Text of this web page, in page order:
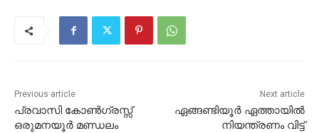
Previous article
പ്രവാസി കോൺഗ്രസ്സ്
ഒരുമനയൂർ മണ്ഡലം
Next article
ഏങ്ങണ്ടിയൂർ ഏത്തായിൽ
നിയന്ത്രണം വിട്ട്